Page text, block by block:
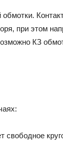
при этом
КЗ